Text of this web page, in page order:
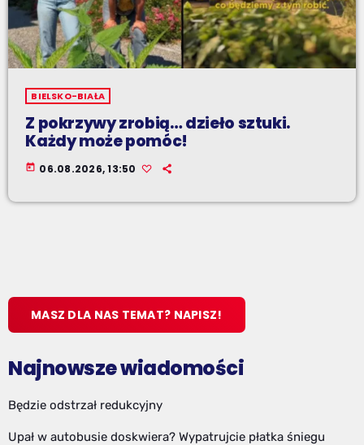
BIELSKO-BIAŁA
Z pokrzywy zrobią… dzieło sztuki.
Każdy może pomóc!
today 06.08.2026, 13:50
MASZ DLA NAS TEMAT? NAPISZ!
Najnowsze wiadomości
Będzie odstrzał redukcyjny
Upał w autobusie doskwiera? Wypatrujcie płatka śniegu